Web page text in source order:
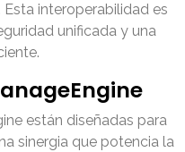
interoperabilidad es
unificada y una
están diseñadas para
sinergia que potencia la